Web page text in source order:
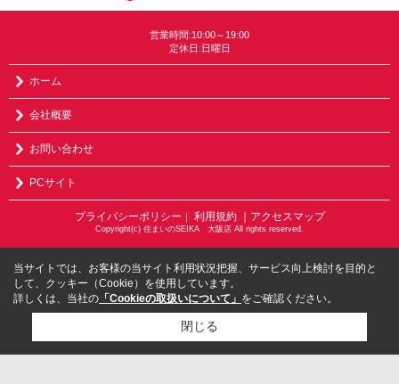
営業時間:10:00～19:00
定休日:日曜日
ホーム
会社概要
お問い合わせ
PCサイト
プライバシーポリシー ｜ 利用規約 ｜アクセスマップ
Copyright(c) 住まいのSEIKA 大阪店 All rights reserved.
当サイトでは、お客様の当サイト利用状況把握、サービス向上検討を目的と
して、クッキー（Cookie）を使用しています。
詳しくは、当社の 「Cookieの取扱いについて」 をご確認ください。
閉じる